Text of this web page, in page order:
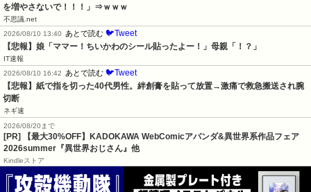
を増やさないで！！！」⇒ｗｗｗ
不思議.net
2026/08/10 13:40
あとで読む 🐦Tweet
【悲報】娘「ママー！ちいかわのシール貼ったよー！」母親「！？」
IT速報
2026/08/10 16:42
あとで読む 🐦Tweet
【悲報】紙で指を切った40代男性。絆創膏を貼って放置→激痛で救急搬送され腕
切断
ネギ速
2026/08/20まで
[PR] 【最大30%OFF】KADOKAWA WebComicアパンダ&異世界系作品フェア
2026summer『異世界おじさん』他
Kindleストア